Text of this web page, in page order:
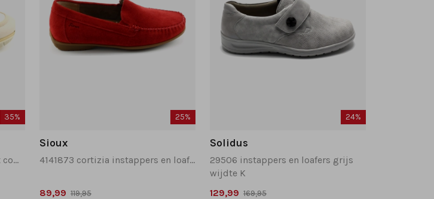
35%
6968 instappers en loafers wit combinatie
25%
Sioux
4141873 cortizia instappers en loafers rood
89,99 119,95
24%
Solidus
29506 instappers en loafers grijs
wijdte K
129,99 169,95